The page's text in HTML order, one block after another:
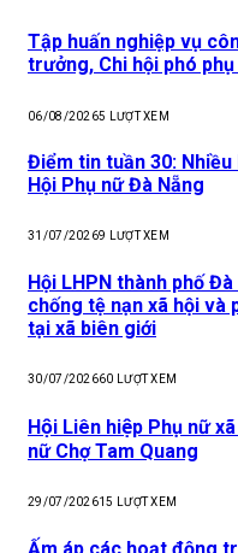
Tập huấn nghiệp vụ
trưởng, Chi hội phó
06/08/20265 LƯỢT XEM
Điểm tin tuần 30:
Hội Phụ nữ Đà Nẵng
31/07/20269 LƯỢT XEM
Hội LHPN thành phố
chống tệ nạn xã hội và
tại xã biên giới
30/07/202660 LƯỢT XEM
Hội Liên hiệp Phụ nữ
nữ Chợ Tam Quang
29/07/202615 LƯỢT XEM
Ấm áp các hoạt động